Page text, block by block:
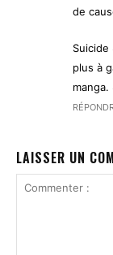
de
plus à
manga.
LAISSER UN